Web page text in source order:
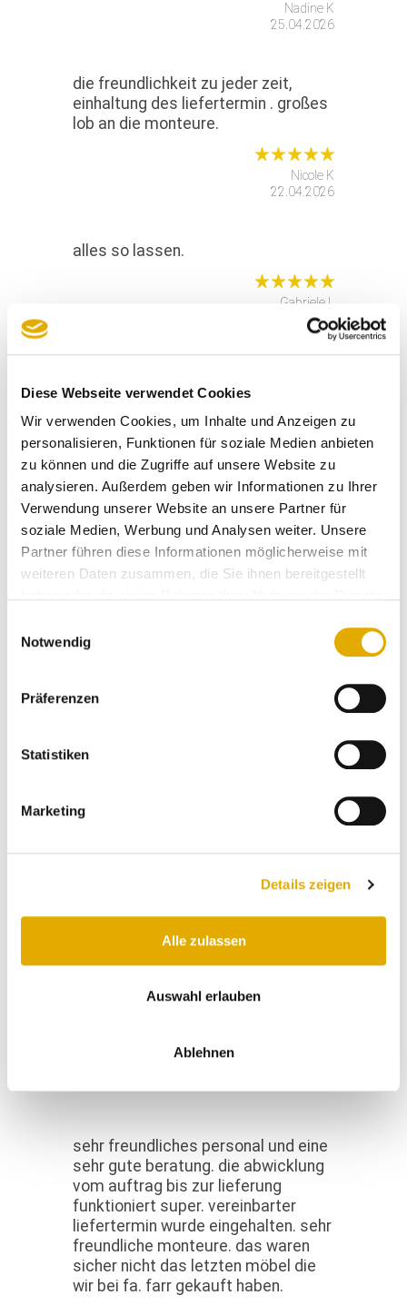
Diese Webseite verwendet Cookies
Wir verwenden Cookies, um Inhalte und Anzeigen zu
personalisieren, Funktionen für soziale Medien anbieten
zu können und die Zugriffe auf unsere Website zu
analysieren. Außerdem geben wir Informationen zu Ihrer
Verwendung unserer Website an unsere Partner für
soziale Medien, Werbung und Analysen weiter. Unsere
Partner führen diese Informationen möglicherweise mit
weiteren Daten zusammen, die Sie ihnen bereitgestellt
Notwendig
Präferenzen
Statistiken
Marketing
Details zeigen
Alle zulassen
Auswahl erlauben
Ablehnen
Nadine K
25.04.2026
die freundlichkeit zu jeder zeit,
einhaltung des liefertermin . großes
lob an die monteure.
Nicole K
22.04.2026
alles so lassen.
Gabriele L
01.04.2026
kompetente beratung durch frau
schröder.
Hans-Peter D
20.03.2026
wir waren das 1. mal bei farr
wohnwelten und waren begeistert.
sehr kompetente beratung, planung,
vergleich zu den großen
auswahl und guten preisen. sehr
beratung.
06.03.2026
schnell und problemlos und die
24.02.2026
sehr freundliches personal und eine
sehr gute beratung. die abwicklung
vom auftrag bis zur lieferung
funktioniert super. vereinbarter
liefertermin wurde eingehalten. sehr
freundliche monteure. das waren
sicher nicht das letzten möbel die
wir bei fa. farr gekauft haben.